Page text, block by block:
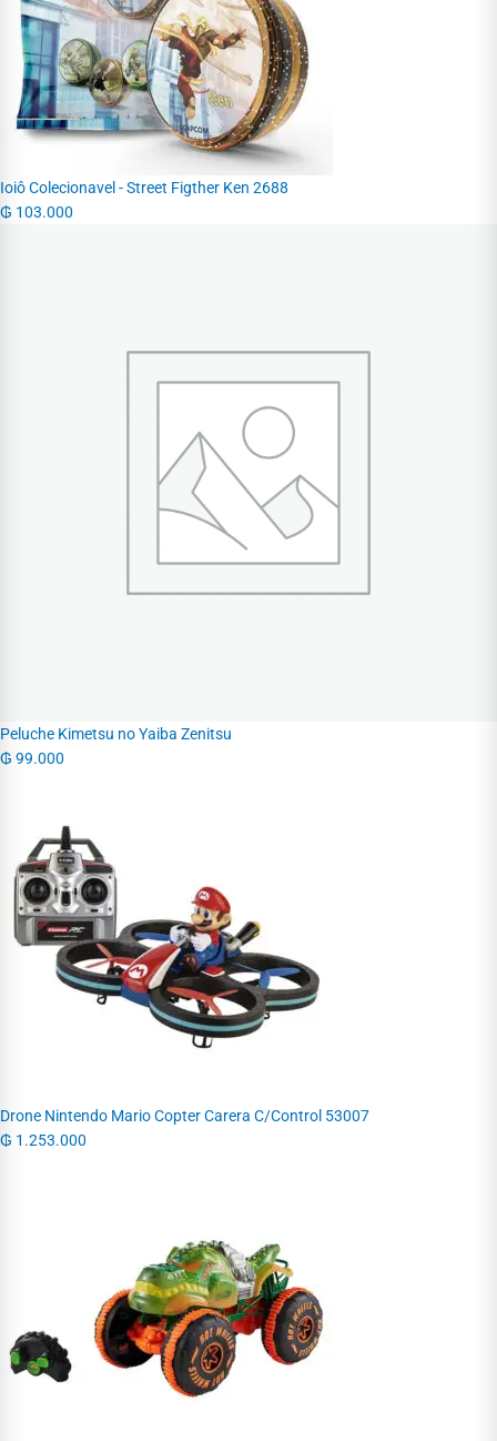
Ioiô Colecionavel - Street Figther Ken 2688
₲ 103.000
Peluche Kimetsu no Yaiba Zenitsu
₲ 99.000
Drone Nintendo Mario Copter Carera C/Control 53007
₲ 1.253.000